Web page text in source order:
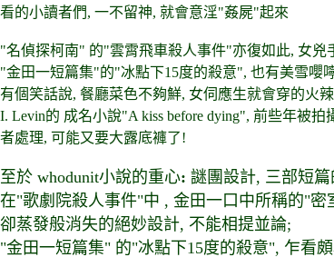
看的小讀者們, 一不留神, 就會意淫"姦屍"起來
"名偵探柯南" 的"雲霄飛車殺人事件"亦復如此, 女兇
"金田一短篇集"的"冰點下15度的殺意", 也有美雪
有個笑話說, 餐廳菜色不夠鮮, 女伺應生就會穿的火
I. Levin的 成名小說"A kiss before dying", 前些年被
者處理, 可能又要大露底褲了!
至於 whodunit小說的重心: 謎團設計, 三部短
在"歌劇院殺人事件"中 , 金田一口中所稱的"
卻蒸發般消失的絕妙設計, 不能相提並論;
"金田一短篇集" 的"冰點下15度的殺意", 乍看